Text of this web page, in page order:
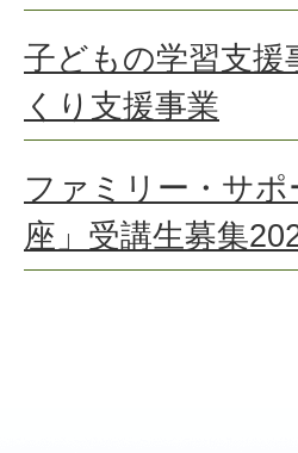
子どもの学習支
くり支援事業
ファミリー・サ
座」受講生募集